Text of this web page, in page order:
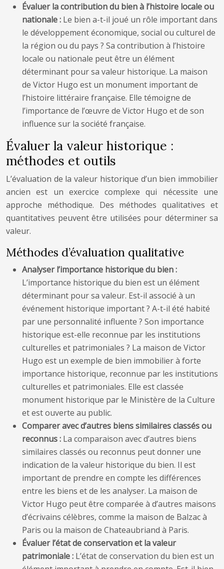
Évaluer la contribution du bien à l’histoire locale ou
nationale : Le bien a-t-il joué un rôle important dans
le développement économique, social ou culturel de
la région ou du pays ? Sa contribution à l’histoire
locale ou nationale peut être un élément
déterminant pour sa valeur historique. La maison
de Victor Hugo est un monument important de
l’histoire littéraire française. Elle témoigne de
l’importance de l’œuvre de Victor Hugo et de son
influence sur la société française.
Évaluer la valeur historique :
méthodes et outils
L’évaluation de la valeur historique d’un bien immobilier
ancien est un exercice complexe qui nécessite une
approche méthodique. Des méthodes qualitatives et
quantitatives peuvent être utilisées pour déterminer sa
valeur.
Méthodes d’évaluation qualitative
Analyser l’importance historique du bien :
L’importance historique du bien est un élément
déterminant pour sa valeur. Est-il associé à un
événement historique important ? A-t-il été habité
par une personnalité influente ? Son importance
historique est-elle reconnue par les institutions
culturelles et patrimoniales ? La maison de Victor
Hugo est un exemple de bien immobilier à forte
importance historique, reconnue par les institutions
culturelles et patrimoniales. Elle est classée
monument historique par le Ministère de la Culture
et est ouverte au public.
Comparer avec d’autres biens similaires classés ou
reconnus : La comparaison avec d’autres biens
similaires classés ou reconnus peut donner une
indication de la valeur historique du bien. Il est
important de prendre en compte les différences
entre les biens et de les analyser. La maison de
Victor Hugo peut être comparée à d’autres maisons
d’écrivains célèbres, comme la maison de Balzac à
Paris ou la maison de Chateaubriand à Paris.
Évaluer l’état de conservation et la valeur
patrimoniale : L’état de conservation du bien est un